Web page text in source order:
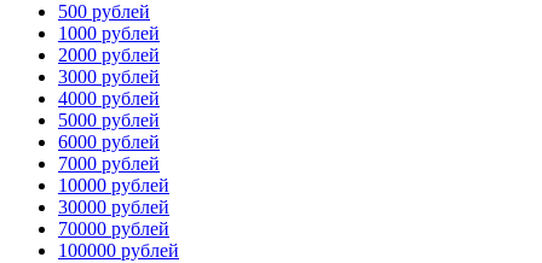
500 рублей
1000 рублей
2000 рублей
3000 рублей
4000 рублей
5000 рублей
6000 рублей
7000 рублей
10000 рублей
30000 рублей
70000 рублей
100000 рублей